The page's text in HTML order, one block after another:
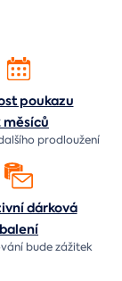
poukazu
měsíců
prodloužení
dárková
balení
budezážitek